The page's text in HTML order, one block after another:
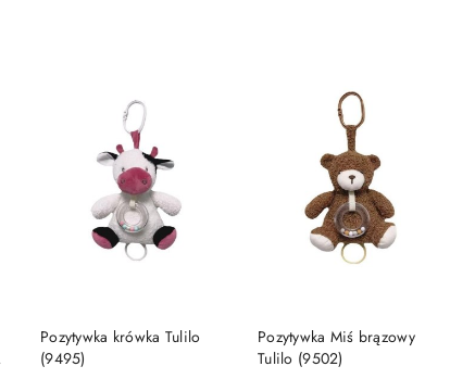
Pozytywka krówka Tulilo
(9495)
DO KOSZYKA
Pozytywka Miś brązowy
Tulilo (9502)
DO KOSZYKA